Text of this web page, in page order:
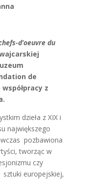
d’oeuvre du
de
z
dzieła z XIX i
największego
pozbawiona
tworząc w
czy
europejskiej,